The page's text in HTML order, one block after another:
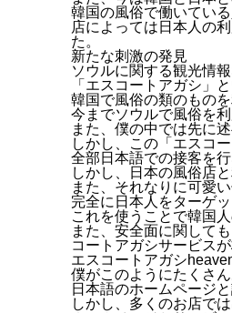
韓国の風俗で働いてい
店によっては日本人の
た。
新たな刺激の発見
ソウルに関する観光情
「エスコートアガシ」
韓国で風俗の類のもの
今までソウルで風俗を
また、僕の中では先に
しかし、この「エスコ
全部日本語での接客を
しかし、日本の風俗店
また、それなりに可愛
完全に日本人をターゲ
これを使うことで韓国
また、安全面に関して
コートアガシサービス
エスコートアガシ
僕がこのようにたくさ
日本語のホームページ
しかし、多くのお店で